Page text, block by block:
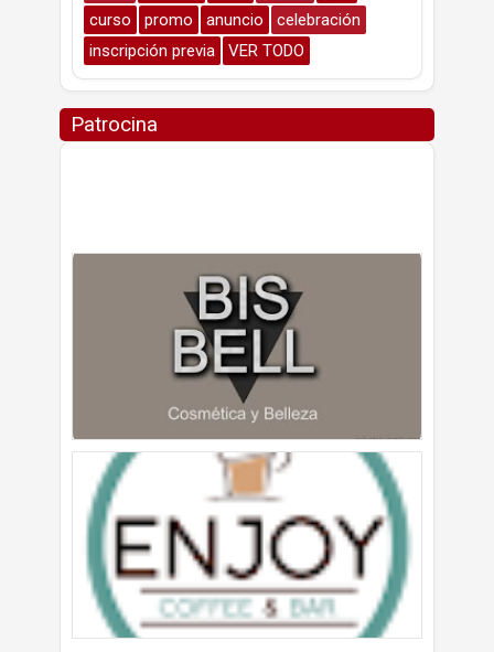
curso
promo anuncio
celebración
inscripción previa
VER TODO
Patrocina